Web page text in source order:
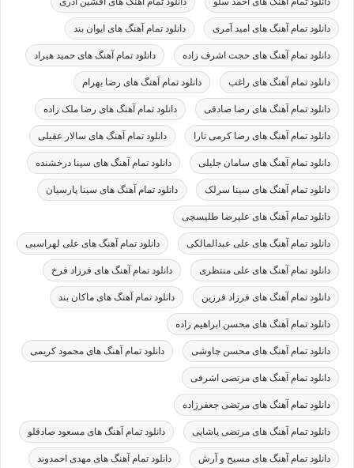
دانلود تمام آهنگ های امید آمری دانلود تمام آهنگ های ایوان بند
دانلود تمام آهنگ های حجت اشرف زاده دانلود تمام آهنگ های حمید هیراد
دانلود تمام آهنگ های راغب دانلود تمام آهنگ های رضا بهرام
دانلود تمام آهنگ های رضا صادقی دانلود تمام آهنگ های رضا ملک زاده
دانلود تمام آهنگ های رضا کرمی تارا دانلود تمام آهنگ های سالار عقیلی
دانلود تمام آهنگ های سامان جلیلی دانلود تمام آهنگ های سینا درخشنده
دانلود تمام آهنگ های سینا سرلک دانلود تمام آهنگ های سینا پارسیان
دانلود تمام آهنگ های علیرضا طلیسچی
دانلود تمام آهنگ های علی عبدالمالکی دانلود تمام آهنگ های علی لهراسبی
دانلود تمام آهنگ های علی منتظری دانلود تمام آهنگ های فرزاد فرخ
دانلود تمام آهنگ های فرزاد فرزین دانلود تمام آهنگ های ماکان بند
دانلود تمام آهنگ های محسن ابراهیم زاده
دانلود تمام آهنگ های محسن چاوشی دانلود تمام آهنگ های محمود کریمی
دانلود تمام آهنگ های مرتضی اشرفی
دانلود تمام آهنگ های مرتضی جعفرزاده
دانلود تمام آهنگ های مرتضی پاشایی دانلود تمام آهنگ های مسعود صادقلو
دانلود تمام آهنگ های مسیح و آرش دانلود تمام آهنگ های مهدی احمدوند